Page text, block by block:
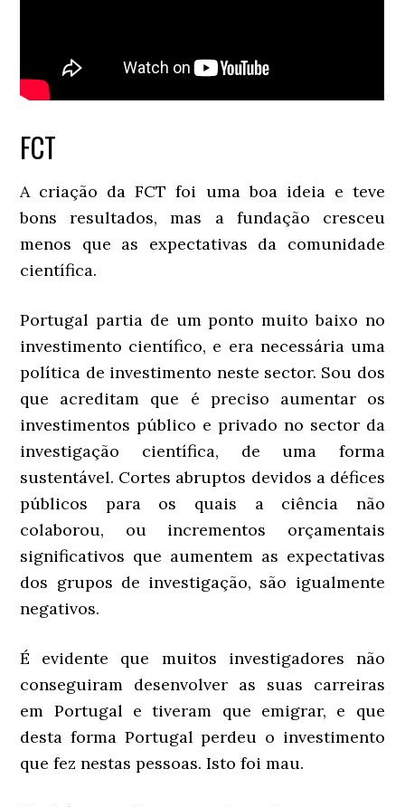
FCT
A criação da FCT foi uma boa ideia e teve
bons resultados, mas a fundação cresceu
menos que as expectativas da comunidade
científica.
Portugal partia de um ponto muito baixo no
investimento científico, e era necessária uma
política de investimento neste sector. Sou dos
que acreditam que é preciso aumentar os
investimentos público e privado no sector da
investigação científica, de uma forma
sustentável. Cortes abruptos devidos a défices
públicos para os quais a ciência não
colaborou, ou incrementos orçamentais
significativos que aumentem as expectativas
dos grupos de investigação, são igualmente
negativos.
É evidente que muitos investigadores não
conseguiram desenvolver as suas carreiras
em Portugal e tiveram que emigrar, e que
desta forma Portugal perdeu o investimento
que fez nestas pessoas. Isto foi mau.